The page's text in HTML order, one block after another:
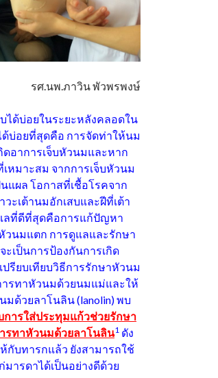
รศ.นพ.ภาวิน พัวพรพงษ์
ได้บ่อยในระยะหลังคลอดใน
บ่อยที่สุดคือ การจัดท่าให้นม
ดอาการเจ็บหัวนมและหาก
หมาะสม จากการเจ็บหัวนม
แผล โอกาสที่เชื้อโรคจาก
ะเต้านมอักเสบและฝีที่เต้า
ลที่ดีที่สุดคือการแก้ปัญหา
วนมแตก การดูแลและรักษา
เป็นการป้องกันการเกิด
รียบเทียบวิธีการรักษาหัวนม
ารทาหัวนมด้วยนมแม่และให้
ด้วยลาโนลิน (lanolin) พบ
ารใส่ประทุมแก้วช่วยรักษา
รทาหัวนมด้วยลาโนลิน1 ดัง
บทารกแล้ว ยังสามารถใช้
ารดาได้เป็นอย่างดีด้วย